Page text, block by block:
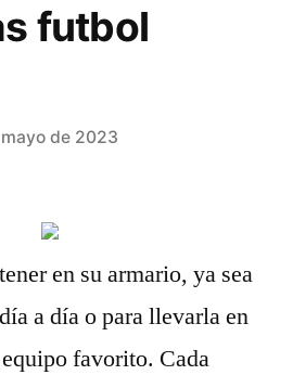
futbol
mayo de 2023
en su armario, ya sea
a día o para llevarla en
favorito. Cada